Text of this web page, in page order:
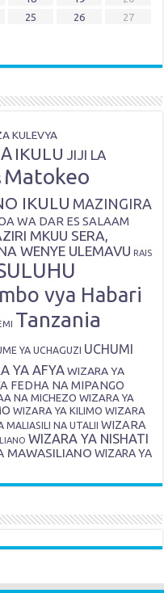
25 26
27
KULEVYA
IKULU JIJI LA
Matokeo
IKULU MAZINGIRA
WA DAR ES SALAAM
MKUU SERA,
WENYE ULEMAVU RAIS
vya Habari
Tanzania
YA UCHAGUZI UCHUMI
YA AFYA WIZARA YA
FEDHA NA MIPANGO
NA MICHEZO WIZARA YA
WIZARA YA KILIMO WIZARA
MALIASILI NA UTALII WIZARA
WIZARA YA NISHATI
MAWASILIANO WIZARA YA